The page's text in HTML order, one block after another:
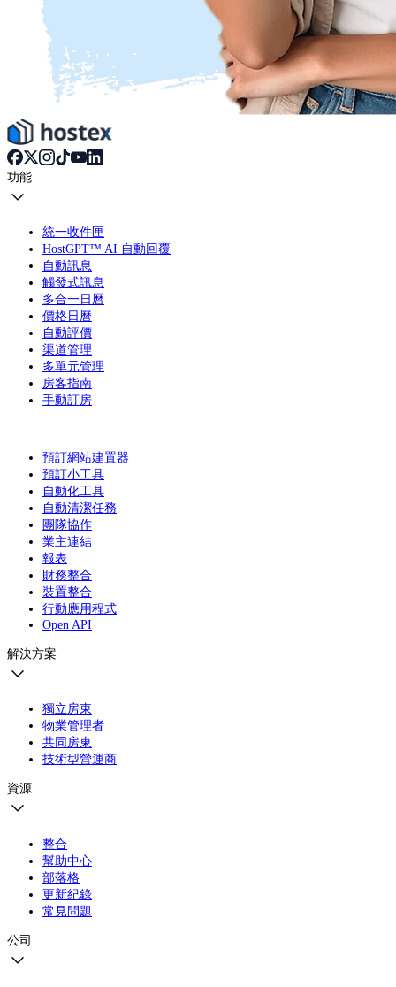
功能
統一收件匣
HostGPT™ AI 自動回覆
自動訊息
觸發式訊息
多合一日曆
價格日曆
自動評價
渠道管理
多單元管理
房客指南
手動訂房
預訂網站建置器
預訂小工具
自動化工具
自動清潔任務
團隊協作
業主連結
報表
財務整合
裝置整合
行動應用程式
Open API
解決方案
獨立房東
物業管理者
共同房東
技術型營運商
資源
整合
幫助中心
部落格
更新紀錄
常見問題
公司